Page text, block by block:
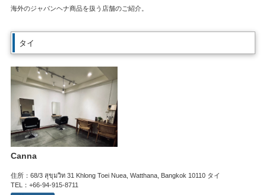
海外のジャパンヘナ商品を扱う店舗のご紹介。
タイ
Canna
住所：68/3 สุขุมวิท 31 Khlong Toei Nuea, Watthana, Bangkok 10110 タイ
TEL：+66-94-915-8711